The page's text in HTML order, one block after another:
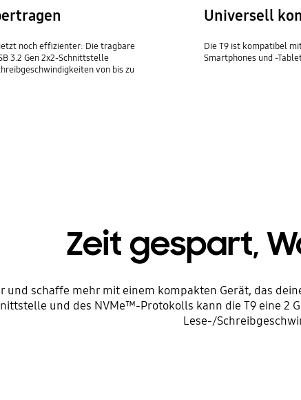
noch effizienter: Die tragbare
3.2 Gen 2x2-Schnittstelle
von bis zu
Universell
Die T9 ist kompatibel
Smartphones und -
Zeit gespart,
und schaffe mehr mit einem kompakten Gerät, das
und des NVMe™-Protokolls kann die T9 eine 2
Lese-/